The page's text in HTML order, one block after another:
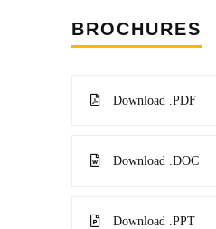
BROCHURES
Download .PDF
Download .DOC
Download .PPT